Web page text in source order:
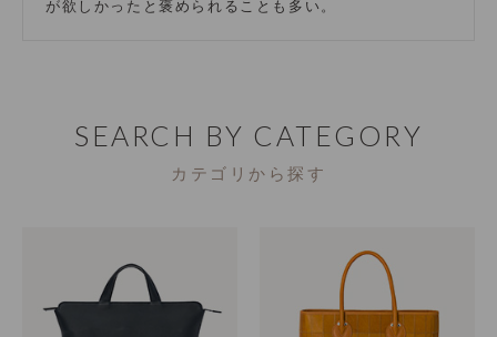
が欲しかったと褒められることも多い。
SEARCH BY CATEGORY
カテゴリから探す